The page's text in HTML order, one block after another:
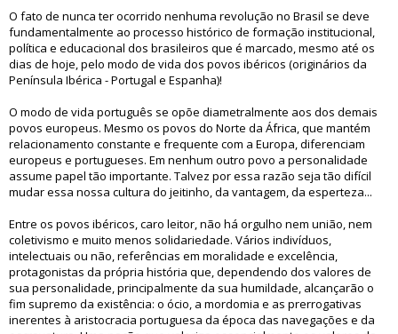
O fato de nunca ter ocorrido nenhuma revolução no Brasil se deve
fundamentalmente ao processo histórico de formação institucional,
política e educacional dos brasileiros que é marcado, mesmo até os
dias de hoje, pelo modo de vida dos povos ibéricos (originários da
Península Ibérica - Portugal e Espanha)!
O modo de vida português se opõe diametralmente aos dos demais
povos europeus. Mesmo os povos do Norte da África, que mantém
relacionamento constante e frequente com a Europa, diferenciam
europeus e portugueses. Em nenhum outro povo a personalidade
assume papel tão importante. Talvez por essa razão seja tão difícil
mudar essa nossa cultura do jeitinho, da vantagem, da esperteza...
Entre os povos ibéricos, caro leitor, não há orgulho nem união, nem
coletivismo e muito menos solidariedade. Vários indivíduos,
intelectuais ou não, referências em moralidade e excelência,
protagonistas da própria história que, dependendo dos valores de
sua personalidade, principalmente da sua humildade, alcançarão o
fim supremo da existência: o ócio, a mordomia e as prerrogativas
inerentes à aristocracia portuguesa da época das navegações e da